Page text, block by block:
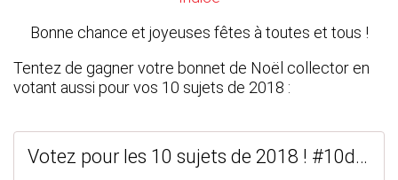
Bonne chance et joyeuses fêtes à toutes et tous !
Tentez de gagner votre bonnet de Noël collector en
votant aussi pour vos 10 sujets de 2018 :
Votez pour les 10 sujets de 2018 ! #10de2018 #Rétrospective - SANSURE.FR